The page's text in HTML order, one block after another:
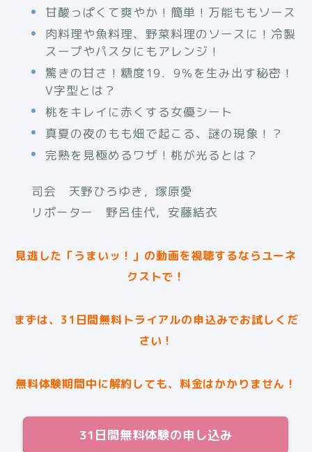
甘酸っぱくて爽やか！簡単！万能ももソース
肉料理や魚料理、野菜料理のソースに！冷製
スープやパスタにもアレンジ！
驚きの甘さ！糖度19．9％を生み出す秘密！
V字型とは？
桃をキレイに赤くする女優シート
真夏の夜のもも畑で起こる、謎の現象！？
完熟を見極めるワザ！桃が光るとは？
司会 天野ひろゆき，塚原愛
リポーター 野呂佳代，安藤結衣
見逃した「うまいッ！」の動画を視聴するならユーネ
クストで！
まずは、31日間無料トライアルの申込みでお試しくだ
さい！
無料体験期間中に解約しても、料金はかかりません！
31日間無料体験の申し込み